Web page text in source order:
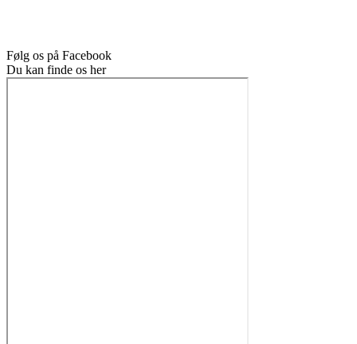
Følg os på Facebook
Du kan finde os her